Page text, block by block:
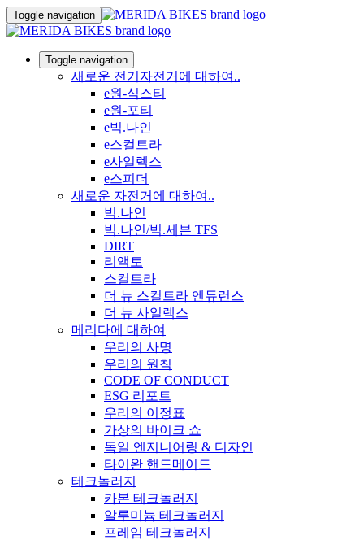
Toggle navigation
Toggle navigation
새로운 전기자전거에 대하여..
e원-식스티
e원-포티
e빅.나인
e스컬트라
e사일렉스
e스피더
새로운 자전거에 대하여..
빅.나인
빅.나인/빅.세븐 TFS
DIRT
리액토
스컬트라
더 뉴 스컬트라 엔듀런스
더 뉴 사일렉스
메리다에 대하여
우리의 사명
우리의 원칙
CODE OF CONDUCT
ESG 리포트
우리의 이정표
가상의 바이크 쇼
독일 엔지니어링 & 디자인
타이완 핸드메이드
테크놀러지
카본 테크놀러지
알루미늄 테크놀러지
프레임 테크놀러지